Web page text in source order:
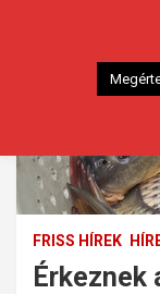
FRISS HÍREK
Érkeznek